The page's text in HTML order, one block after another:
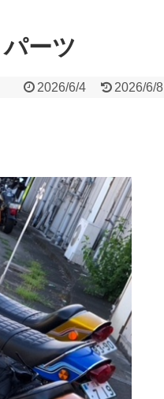
ーツ
2026/6/4 2026/6/8